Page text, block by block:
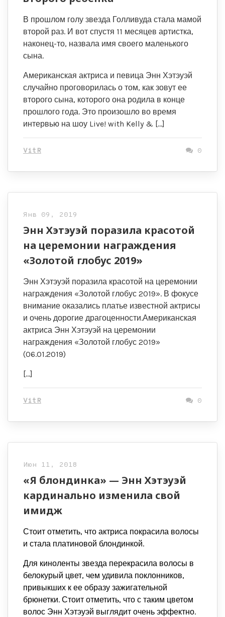
В прошлом голу звезда Голливуда стала мамой
второй раз. И вот спустя 11 месяцев артистка,
наконец-то, назвала имя своего маленького
сына.
Американская актриса и певица Энн Хэтэуэй
случайно проговорилась о том, как зовут ее
второго сына, которого она родила в конце
прошлого года. Это произошло во время
интервью на шоу Live! with Kelly & […]
VitR 0
Янв 09, 2019
Энн Хэтэуэй поразила красотой
на церемонии награждения
«Золотой глобус 2019»
Энн Хэтэуэй поразила красотой на церемонии
награждения «Золотой глобус 2019». В фокусе
внимание оказались платье известной актрисы
и очень дорогие драгоценности.Американская
актриса Энн Хэтэуэй на церемонии
награждения «Золотой глобус 2019»
(06.01.2019)
[…]
VitR 0
Июн 11, 2018
«Я блондинка» — Энн Хэтэуэй
кардинально изменила свой
имидж
Стоит отметить, что актриса покрасила волосы
и стала платиновой блондинкой.
Для киноленты звезда перекрасила волосы в
белокурый цвет, чем удивила поклонников,
привыкших к ее образу зажигательной
брюнетки. Стоит отметить, что с таким цветом
волос Энн Хэтэуэй выглядит очень эффектно.